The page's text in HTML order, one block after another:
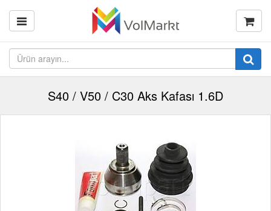
S40 / V50 / C30 Aks Kafası 1.6D